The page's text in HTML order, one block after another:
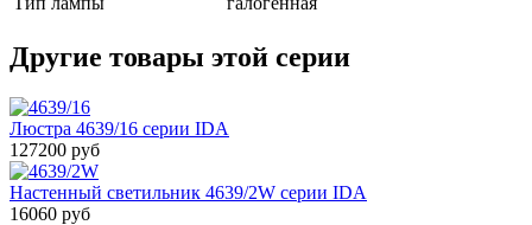
Другие товары этой серии
Люстра 4639/16 серии IDA
127200 руб
Настенный светильник 4639/2W серии IDA
16060 руб